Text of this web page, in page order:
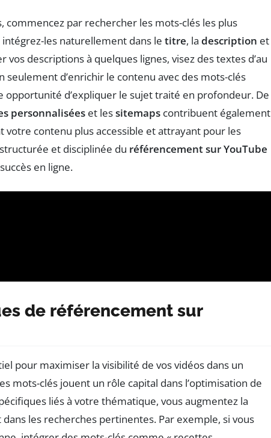
commencez par rechercher les mots-clés les plus
les naturellement dans le titre, la description et
descriptions à quelques lignes, visez des textes d’au
d’enrichir le contenu avec des mots-clés
opportunité d’expliquer le sujet traité en profondeur. De
personnalisées et lessitemaps contribuent également
votre contenu plus accessible et attrayant pour les
et disciplinée du référencement sur YouTube
en ligne.
de référencement sur
pour maximiser la visibilité de vos vidéos dans un
mots-clés jouent un rôle capital dans l’optimisation de
liés à votre thématique, vous augmentez la
les recherches pertinentes. Par exemple, si vous